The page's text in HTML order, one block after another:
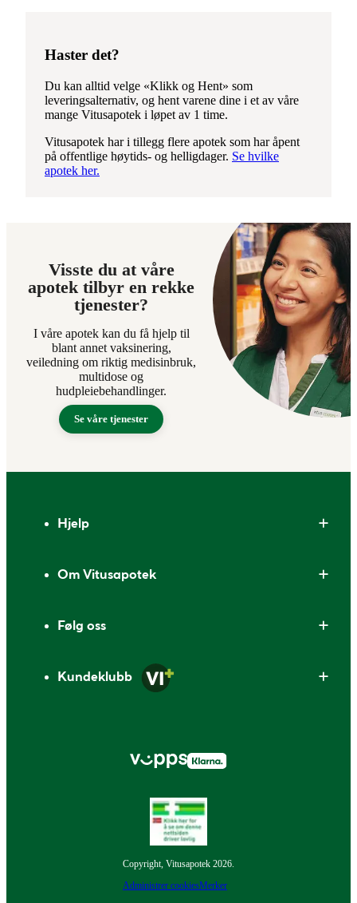
Haster det?
Du kan alltid velge «Klikk og Hent» som
leveringsalternativ, og hent varene dine i et av våre
mange Vitusapotek i løpet av 1 time.
Vitusapotek har i tillegg flere apotek som har åpent
på offentlige høytids- og helligdager. Se hvilke
apotek her.
Visste du at våre
apotek tilbyr en rekke
tjenester?
I våre apotek kan du få hjelp til
blant annet vaksinering,
veiledning om riktig medisinbruk,
multidose og
hudpleiebehandlinger.
Se våre tjenester
Hjelp
Om Vitusapotek
Følg oss
Kundeklubb
Copyright, Vitusapotek 2026.
Administrer cookiesMerker